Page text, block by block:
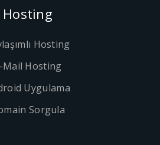
Hosting
Hosting
Mail Hosting
Uygulama
Sorgula